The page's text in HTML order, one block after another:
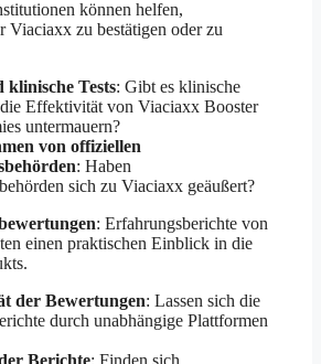
können helfen,
Viaciaxx zu bestätigen oder zu
klinische Tests: Gibt es klinische
Effektivität von Viaciaxx Booster
untermauern?
von offiziellen
: Haben
sich zu Viaciaxx geäußert?
: Erfahrungsberichte von
einen praktischen Einblick in die
der Bewertungen: Lassen sich die
durch unabhängige Plattformen
Berichte: Finden sich